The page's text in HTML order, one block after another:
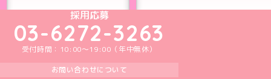
めいどりーみんTikTok公式アカウント
めいどりーみんX公式アカウント
めいどりーみんInstagram公式アカウント
めいどりーみんFacebook公式アカウン
めいどりーみんYouTube公式アカ
採用応募
03-6272-3263
受付時間：10:00～19:00（年中無休）
お問い合わせについて